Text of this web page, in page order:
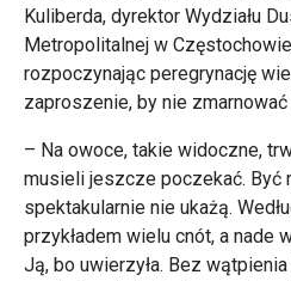
Kuliberda, dyrektor Wydziału
Metropolitalnej w
rozpoczynając peregrynację
zaproszenie, by nie
– Na owoce, takie widoczne,
musieli jeszcze poczekać. Być
spektakularnie nie ukażą.
przykładem wielu cnót, a nade
Ją, bo uwierzyła. Bez